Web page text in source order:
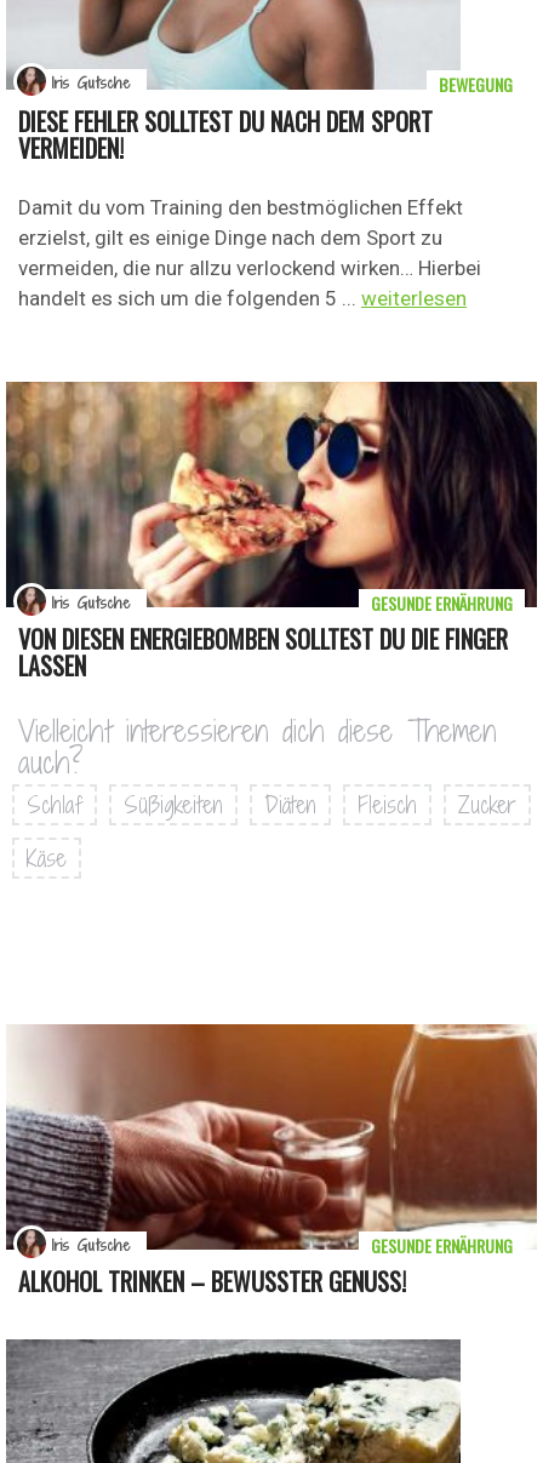
DIESE FEHLER SOLLTEST DU NACH DEM SPORT
VERMEIDEN!
Damit du vom Training den bestmöglichen Effekt
erzielst, gilt es einige Dinge nach dem Sport zu
vermeiden, die nur allzu verlockend wirken… Hierbei
handelt es sich um die folgenden 5 ... weiterlesen
BEWEGUNG
Iris Gutsche
VON DIESEN ENERGIEBOMBEN SOLLTEST DU DIE FINGER
LASSEN
GESUNDE ERNÄHRUNG
Iris Gutsche
Vielleicht interessieren dich diese Themen
auch?
Schlaf Süßigkeiten Diäten Fleisch
Zucker
Käse
ALKOHOL TRINKEN – BEWUSSTER GENUSS!
GESUNDE ERNÄHRUNG
Iris Gutsche